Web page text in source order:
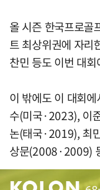
올 시즌 한국프로골
트 최상위권에 자리
찬민 등도 이번 대
이 밖에도 이 대회
수(미국·2023), 이
논(태국·2019), 최
상문(2008·2009)